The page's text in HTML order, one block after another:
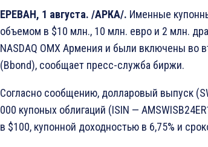
ЕРЕВАН, 1 августа. /АРКА/. Именные
объемом в $10 млн., 10 млн. евро и 2 млн.
NASDAQ OMX Армения и были включены во
(Bbond), сообщает пресс-служба биржи.
Согласно сообщению, долларовый выпуск
000 купоных облигаций (ISIN —
в $100, купонной доходностью в 6,75% и